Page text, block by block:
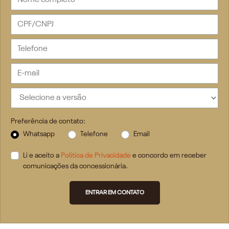
Preferência de contato:
Whatsapp
Telefone Email
Li e aceito a Política de Privacidade e concordo em receber
comunicações da concessionária.
ENTRAR EM CONTATO